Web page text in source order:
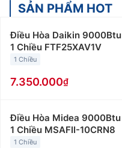
SẢN PHẨM HOT
Điều Hòa Daikin 9000Btu
1 Chiều FTF25XAV1V
1 Chiều
7.350.000
Điều Hòa Midea 9000Btu
1 Chiều MSAFII-10CRN8
1 Chiều